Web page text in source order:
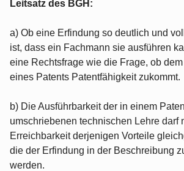
Leitsatz des BGH:
a) Ob eine Erfindung so deutlich und
ist, dass ein Fachmann sie ausführen
eine Rechtsfrage wie die Frage, ob
eines Patents Patentfähigkeit zukommt.
b) Die Ausführbarkeit der in einem
umschriebenen technischen Lehre darf
Erreichbarkeit derjenigen Vorteile
die der Erfindung in der Beschreibung
werden.